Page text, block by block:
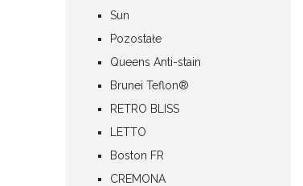
Sun
Pozostałe
Queens Anti-stain
Brunei Teflon®
RETRO BLISS
LETTO
Boston FR
CREMONA